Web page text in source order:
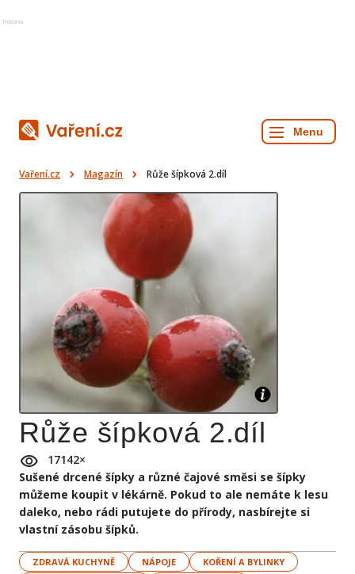
Reklama
Vaření.cz Magazín Růže šípková 2.díl
Růže šípková 2.díl
17142×
Sušené drcené šípky a různé čajové směsi se šípky
můžeme koupit v lékárně. Pokud to ale nemáte k lesu
daleko, nebo rádi putujete do přírody, nasbírejte si
vlastní zásobu šípků.
ZDRAVÁ KUCHYNĚ NÁPOJE
KOŘENÍ A BYLINKY